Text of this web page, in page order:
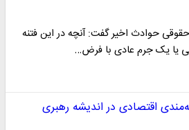
حقوقی حوادث اخیر گفت: آنچه در این فتنه
یا یک جرم عادی با فرض…